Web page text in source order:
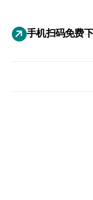
手机扫码免费